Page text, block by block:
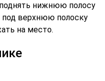
нижнюю полосу
под верхнюю полоску
на место.